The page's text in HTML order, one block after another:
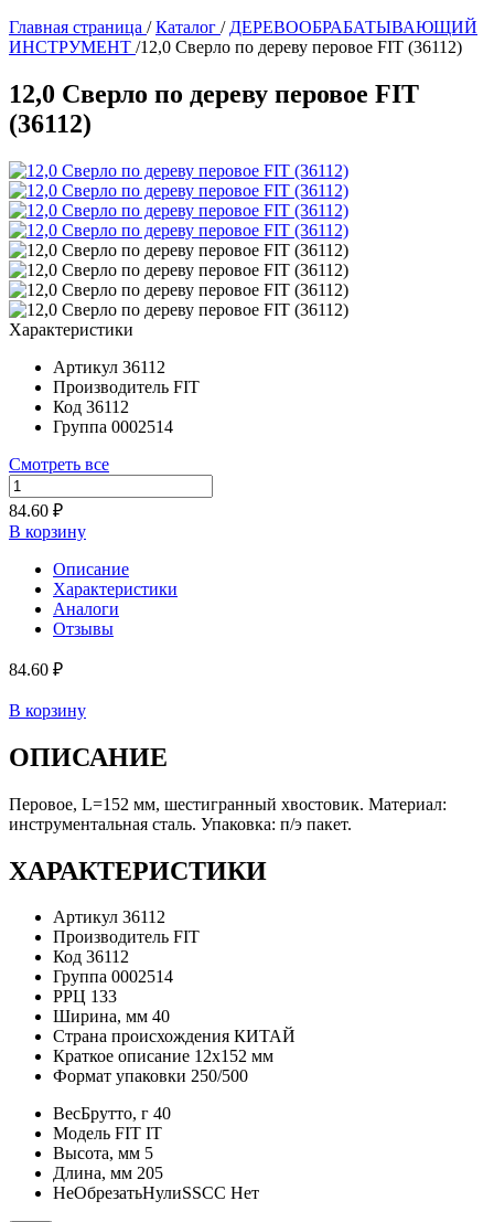
Главная страница / Каталог / ДЕРЕВООБРАБАТЫВАЮЩИЙ
ИНСТРУМЕНТ /12,0 Сверло по дереву перовое FIT (36112)
12,0 Сверло по дереву перовое FIT
(36112)
Характеристики
Артикул 36112
Производитель FIT
Код 36112
Группа 0002514
Смотреть все
84.60 ₽
В корзину
Описание
Характеристики
Аналоги
Отзывы
84.60 ₽
В корзину
ОПИСАНИЕ
Перовое, L=152 мм, шестигранный хвостовик. Материал:
инструментальная сталь. Упаковка: п/э пакет.
ХАРАКТЕРИСТИКИ
Артикул 36112
Производитель FIT
Код 36112
Группа 0002514
РРЦ 133
Ширина, мм 40
Страна происхождения КИТАЙ
Краткое описание 12х152 мм
Формат упаковки 250/500
ВесБрутто, г 40
Модель FIT IT
Высота, мм 5
Длина, мм 205
НеОбрезатьНулиSSCC Нет